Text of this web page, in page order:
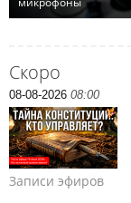
Скоро
08-08-2026 08:00
Записи эфиров